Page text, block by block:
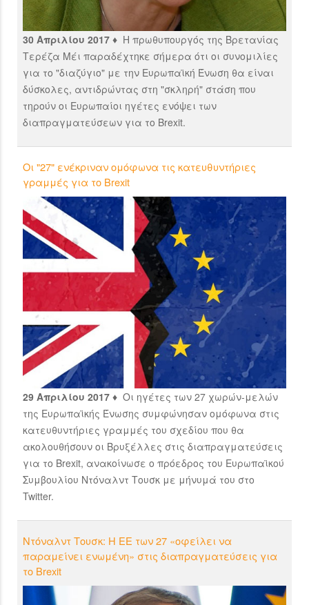
30 Απριλίου 2017 ♦ Η πρωθυπουργός της Βρετανίας
Τερέζα Μέι παραδέχτηκε σήμερα ότι οι συνομιλίες
για το "διαζύγιο" με την Ευρωπαϊκή Ένωση θα είναι
δύσκολες, αντιδρώντας στη "σκληρή" στάση που
τηρούν οι Ευρωπαίοι ηγέτες ενόψει των
διαπραγματεύσεων για το Brexit.
Οι "27" ενέκριναν ομόφωνα τις κατευθυντήριες
γραμμές για το Brexit
29 Απριλίου 2017 ♦ Οι ηγέτες των 27 χωρών-μελών
της Ευρωπαϊκής Ένωσης συμφώνησαν ομόφωνα στις
κατευθυντήριες γραμμές του σχεδίου που θα
ακολουθήσουν οι Βρυξέλλες στις διαπραγματεύσεις
για το Brexit, ανακοίνωσε ο πρόεδρος του Ευρωπαϊκού
Συμβουλίου Ντόναλντ Τουσκ με μήνυμά του στο
Twitter.
Ντόναλντ Τουσκ: Η ΕΕ των 27 «οφείλει να
παραμείνει ενωμένη» στις διαπραγματεύσεις για
το Brexit